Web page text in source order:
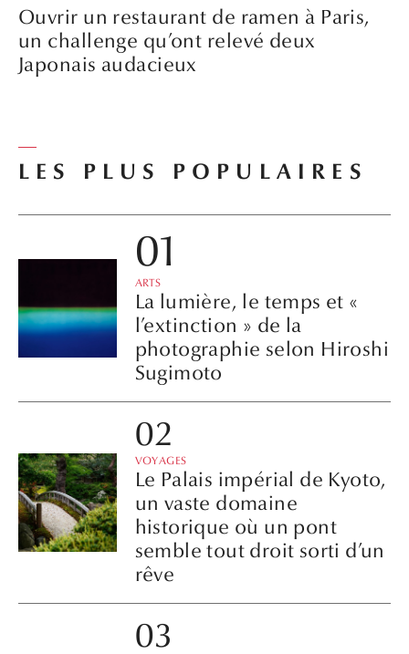
Ouvrir un restaurant de ramen à Paris,
un challenge qu’ont relevé deux
Japonais audacieux
LES PLUS POPULAIRES
ARTS
La lumière, le temps et «
l’extinction » de la
photographie selon Hiroshi
Sugimoto
VOYAGES
Le Palais impérial de Kyoto,
un vaste domaine
historique où un pont
semble tout droit sorti d’un
rêve